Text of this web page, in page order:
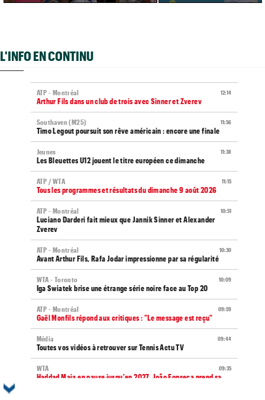
L'INFO EN CONTINU
12:14
ATP - Montréal
Arthur Fils dans un club de trois avec Sinner et Zverev
11:56
Southaven (M25)
Timo Legout poursuit son rêve américain : encore une finale
11:38
Jeunes
Les Bleuettes U12 jouent le titre européen ce dimanche
11:15
ATP / WTA
Tous les programmes et résultats du dimanche 9 août 2026
10:51
ATP - Montréal
Luciano Darderi fait mieux que Jannik Sinner et Alexander
Zverev
10:30
ATP - Montréal
Avant Arthur Fils, Rafa Jodar impressionne par sa régularité
10:09
WTA - Toronto
Iga Swiatek brise une étrange série noire face au Top 20
09:59
ATP - Montréal
Gaël Monfils répond aux critiques : "Le message est reçu"
09:44
Média
Toutes vos vidéos à retrouver sur Tennis Actu TV
09:35
WTA
Haddad Maia en pause jusqu'en 2027, João Fonseca prend sa